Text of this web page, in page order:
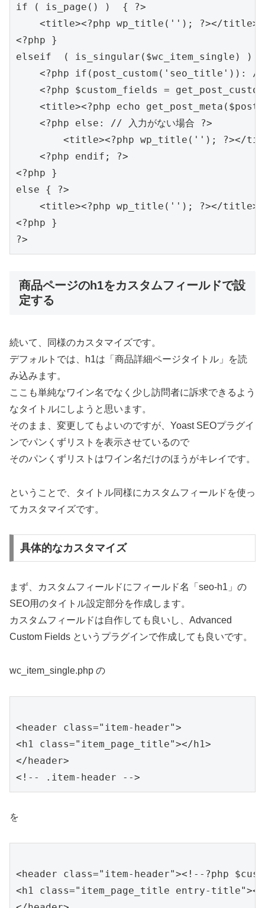
if ( is_page() )  { ?>
    <title><?php wp_title(''); ?></title>
<?php }
elseif  ( is_singular($wc_item_single) )
<?php if(post_custom('seo_title')): //
<?php $custom_fields =
<title><?php echo
    <?php else: // 入力がない場合 ?>
<title><?php wp_title(''); ?></
    <?php endif; ?>
<?php }
else { ?>
    <title><?php wp_title(''); ?></title>
<?php }
商品ページのh1をカスタムフィールドで設
定する
続いて、同様のカスタマイズです。
デフォルトでは、h1は「商品詳細ページタイトル」を読
み込みます。
ここも単純なワイン名でなく少し訪問者に訴求できるよう
なタイトルにしようと思います。
そのまま、変更してもよいのですが、Yoast SEOプラグイ
ンでパンくずリストを表示させているので
そのパンくずリストはワイン名だけのほうがキレイです。
ということで、タイトル同様にカスタムフィールドを使っ
てカスタマイズです。
具体的なカスタマイズ
まず、カスタムフィールドにフィールド名「seo-h1」の
SEO用のタイトル設定部分を作成します。
カスタムフィールドは自作しても良いし、Advanced
Custom Fields というプラグインで作成しても良いです。
wc_item_single.php の
<header class="item-header">
<h1 class="item_page_title"></h1>
</header>
を
<header class="item-header"><!--?php
<h1 class="item_page_title entry-title"></